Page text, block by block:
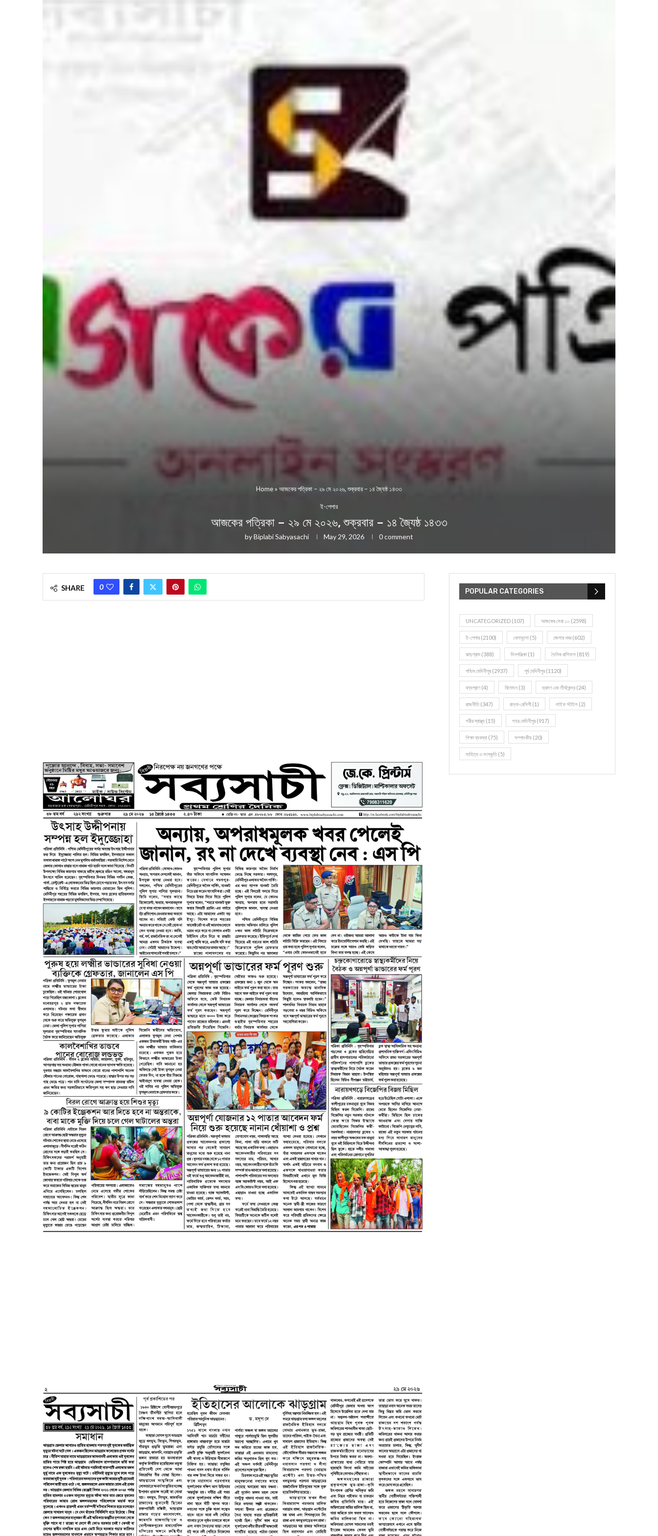
Home » আজকের পত্রিকা – ২৯ মে ২০২৬, শুক্রবার – ১৪ জ্যৈষ্ঠ ১৪৩৩
ই-পেপার
আজকের পত্রিকা – ২৯ মে ২০২৬, শুক্রবার – ১৪ জ্যৈষ্ঠ ১৪৩৩
byBiplabi Sabyasachi May 29, 2026 0 comment
SHARE 0
POPULAR CATEGORIES
UNCATEGORIZED (107) আজকের সেরা ১০ (2598)
ই-পেপার (2100) খেলাধূলো (5) জেলার খবর (602)
ঝাড়গ্রাম (388) দিনপঞ্জিকা (1) দৈনিক রাশিফল (819)
পশ্চিম মেদিনীপুর (2937) পূর্ব মেদিনীপুর (1120)
বন্যপ্রাণ (4) বিনোদন (3) ভ্রমণ এবং তীর্থকেন্দ্র (24)
রাজনীতি(347) রান্না-রেসিপী (1) লাইফ স্টাইল (2)
শরীর স্বাস্থ্য (15) শহর মেদিনীপুর (917)
শিক্ষা ব্যবস্থা (75) সম্পাদকীয় (20)
সাহিত্য ও সংস্কৃতি(5)